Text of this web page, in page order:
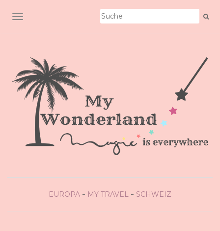
SCHALTE NAVIGATION
EUROPA MY TRAVEL SCHWEIZ